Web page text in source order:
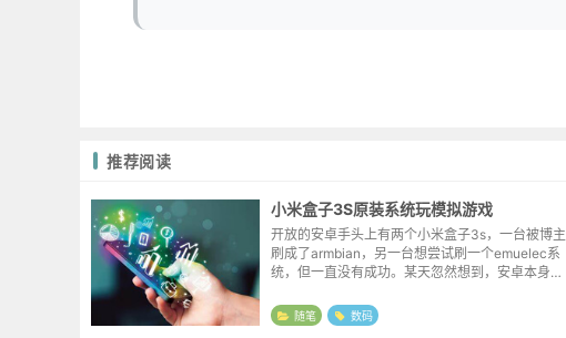
推荐阅读
小米盒子3S原装系统玩模拟游戏
开放的安卓手头上有两个小米盒子3s，一台被博主
刷成了armbian，另一台想尝试刷一个emuelec系
统，但一直没有成功。某天忽然想到，安卓本身就
不可。因为小米电视盒子的界面比较花里胡哨，...
随笔 数码